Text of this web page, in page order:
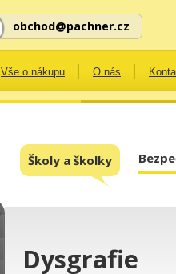
Vše o nákupu O nás
obchod@pachner.cz
Školy a školky
Dysgrafie